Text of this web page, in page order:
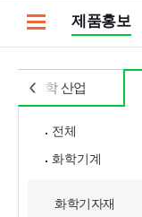
제품홍보
화학 산업
전체
화학기계
화학기자재